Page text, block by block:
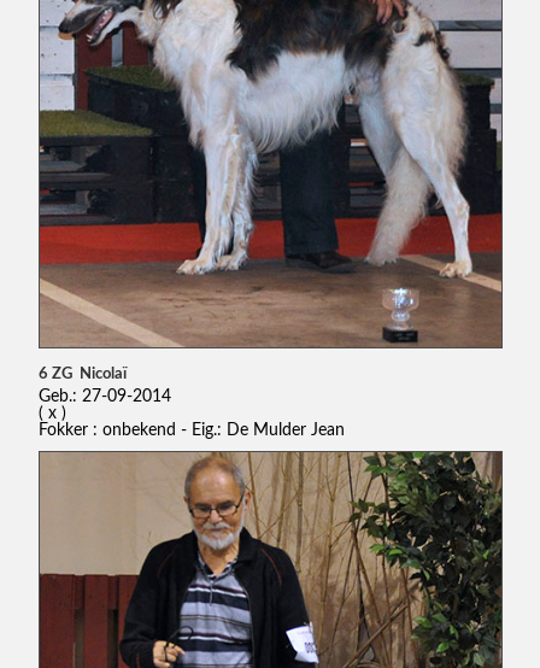
6 ZG Nicolaï
Geb.: 27-09-2014
( x )
Fokker : onbekend - Eig.: De Mulder Jean